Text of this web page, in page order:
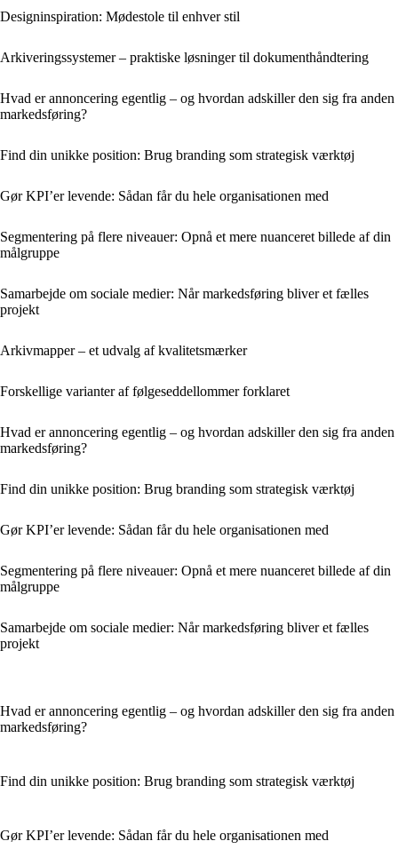
Designinspiration: Mødestole til enhver stil
Arkiveringssystemer – praktiske løsninger til dokumenthåndtering
Hvad er annoncering egentlig – og hvordan adskiller den sig fra anden
markedsføring?
Find din unikke position: Brug branding som strategisk værktøj
Gør KPI’er levende: Sådan får du hele organisationen med
Segmentering på flere niveauer: Opnå et mere nuanceret billede af din
målgruppe
Samarbejde om sociale medier: Når markedsføring bliver et fælles
projekt
Arkivmapper – et udvalg af kvalitetsmærker
Forskellige varianter af følgeseddellommer forklaret
Hvad er annoncering egentlig – og hvordan adskiller den sig fra anden
markedsføring?
Find din unikke position: Brug branding som strategisk værktøj
Gør KPI’er levende: Sådan får du hele organisationen med
Segmentering på flere niveauer: Opnå et mere nuanceret billede af din
målgruppe
Samarbejde om sociale medier: Når markedsføring bliver et fælles
projekt
Hvad er annoncering egentlig – og hvordan adskiller den sig fra anden
markedsføring?
Find din unikke position: Brug branding som strategisk værktøj
Gør KPI’er levende: Sådan får du hele organisationen med